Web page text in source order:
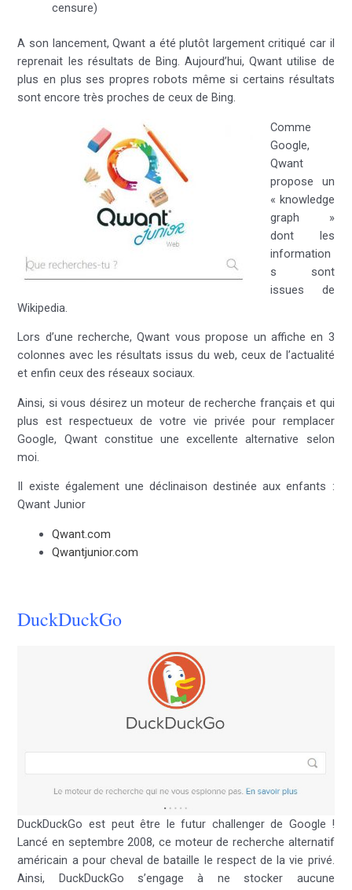
censure)
A son lancement, Qwant a été plutôt largement critiqué car il
reprenait les résultats de Bing. Aujourd’hui, Qwant utilise de
plus en plus ses propres robots même si certains résultats
sont encore très proches de ceux de Bing.
Comme
Google,
Qwant
propose un
« knowledge
graph »
dont les
information
s sont
issues de
Wikipedia.
Lors d’une recherche, Qwant vous propose un affiche en 3
colonnes avec les résultats issus du web, ceux de l’actualité
et enfin ceux des réseaux sociaux.
Ainsi, si vous désirez un moteur de recherche français et qui
plus est respectueux de votre vie privée pour remplacer
Google, Qwant constitue une excellente alternative selon
moi.
Il existe également une déclinaison destinée aux enfants :
Qwant Junior
Qwant.com
Qwantjunior.com
DuckDuckGo
DuckDuckGo est peut être le futur challenger de Google !
Lancé en septembre 2008, ce moteur de recherche alternatif
américain a pour cheval de bataille le respect de la vie privé.
Ainsi, DuckDuckGo s’engage à ne stocker aucune